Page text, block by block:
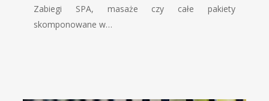
Zabiegi SPA, masaże czy całe pakiety
skomponowane w…